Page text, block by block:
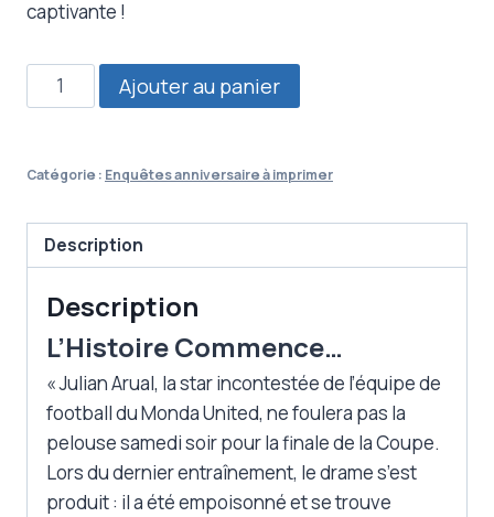
captivante !
quantité
de
anniversaire
à
imprimer
Ajouter au panier
Catégorie : Enquêtes anniversaire à imprimer
Description
Description
L’Histoire Commence…
« Julian Arual, la star incontestée de l’équipe de
football du Monda United, ne foulera pas la
pelouse samedi soir pour la finale de la Coupe.
Lors du dernier entraînement, le drame s’est
produit : il a été empoisonné et se trouve